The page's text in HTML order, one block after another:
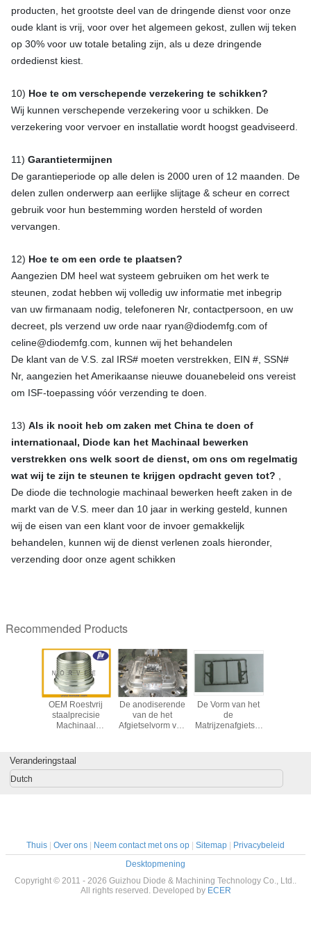
producten, het grootste deel van de dringende dienst voor onze
oude klant is vrij, voor over het algemeen gekost, zullen wij teken
op 30% voor uw totale betaling zijn, als u deze dringende
ordedienst kiest.
10) Hoe te om verschepende verzekering te schikken?
Wij kunnen verschepende verzekering voor u schikken. De
verzekering voor vervoer en installatie wordt hoogst geadviseerd.
11) Garantietermijnen
De garantieperiode op alle delen is 2000 uren of 12 maanden. De
delen zullen onderwerp aan eerlijke slijtage & scheur en correct
gebruik voor hun bestemming worden hersteld of worden
vervangen.
12) Hoe te om een orde te plaatsen?
Aangezien DM heel wat systeem gebruiken om het werk te
steunen, zodat hebben wij volledig uw informatie met inbegrip
van uw firmanaam nodig, telefoneren Nr, contactpersoon, en uw
decreet, pls verzend uw orde naar ryan@diodemfg.com of
celine@diodemfg.com, kunnen wij het behandelen
De klant van de V.S. zal IRS# moeten verstrekken, EIN #, SSN#
Nr, aangezien het Amerikaanse nieuwe douanebeleid ons vereist
om ISF-toepassing vóór verzending te doen.
13) Als ik nooit heb om zaken met China te doen of
internationaal, Diode kan het Machinaal bewerken
verstrekken ons welk soort de dienst, om ons om regelmatig
wat wij te zijn te steunen te krijgen opdracht geven tot?
De diode die technologie machinaal bewerken heeft zaken in de
markt van de V.S. meer dan 10 jaar in werking gesteld, kunnen
wij de eisen van een klant voor de invoer gemakkelijk
behandelen, kunnen wij de dienst verlenen zoals hieronder,
verzending door onze agent schikken
Recommended Products
van het
OEM Roestvrij
staalprecisie
Machinaal
met 0.0001mm
Tolerantie
De anodiserende
van de het
Afgietselvorm van
Holte
De Vorm van het
de
Matrijzenafgietsel
Gietende Machine
Veranderingstaal
Dutch
Thuis Over ons Neem contact met ons op Sitemap
Privacybeleid
Desktopmening
Copyright © 2011 - 2026 Guizhou Diode & Machining Technology Co., Ltd..
All rights reserved. Developed by ECER